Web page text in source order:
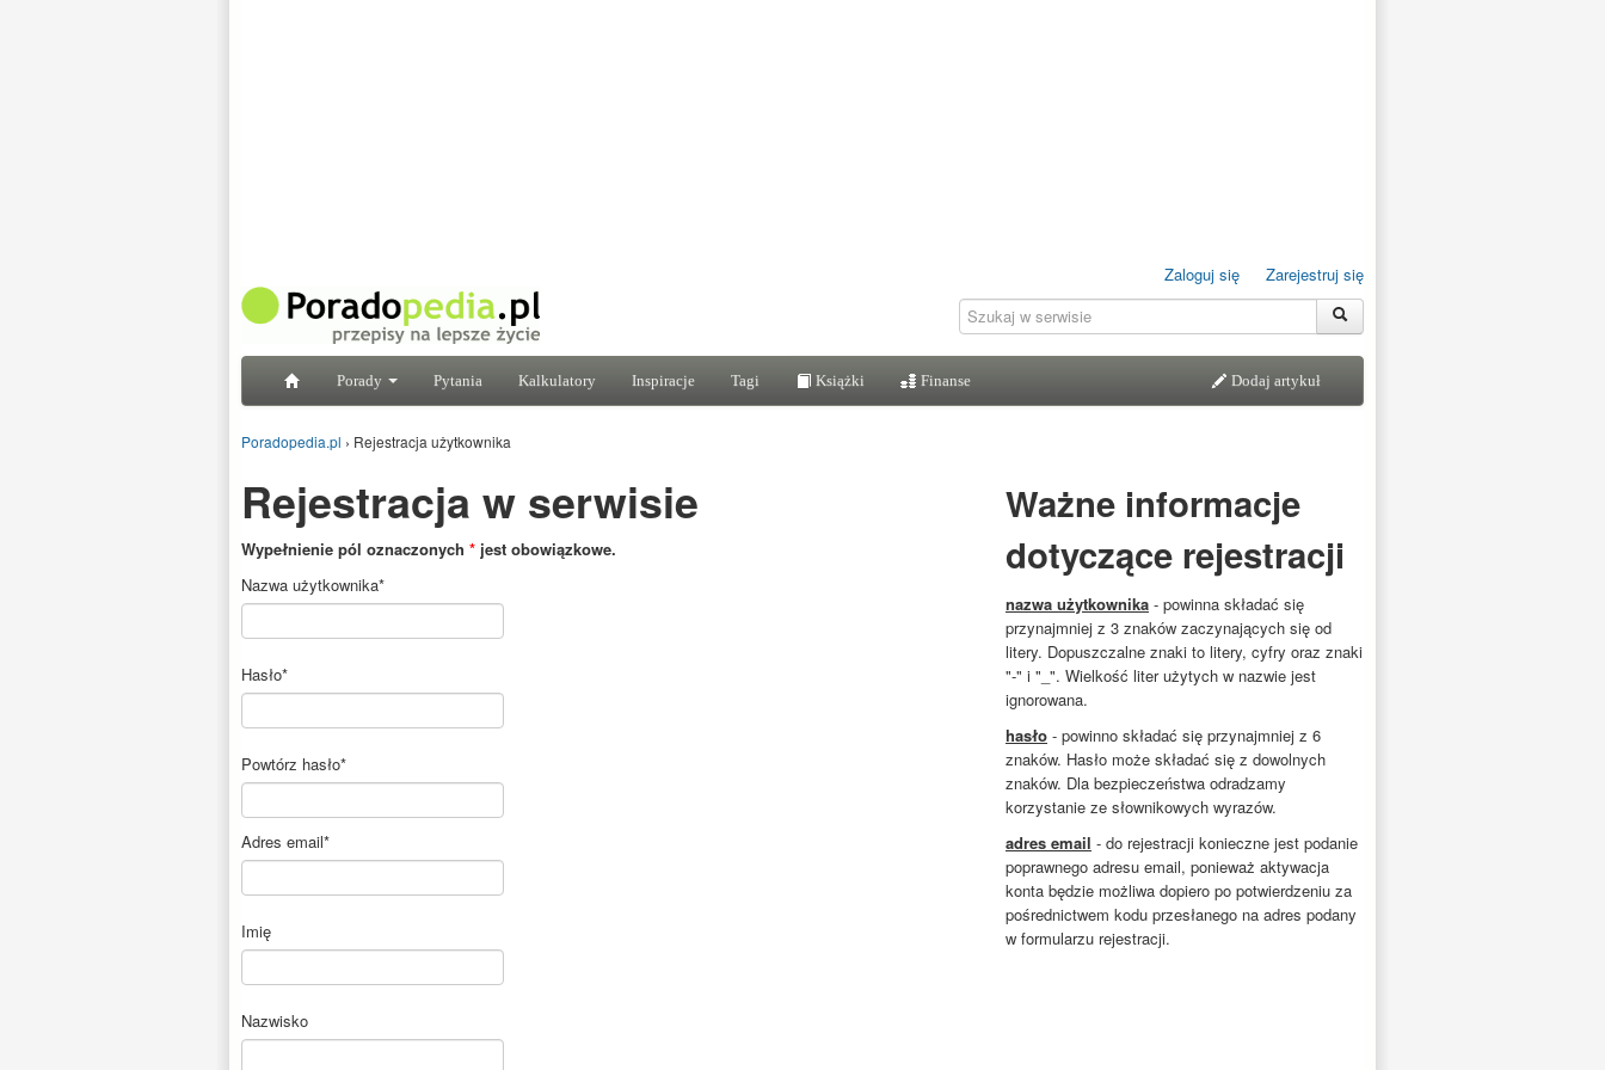
Zaloguj się Zarejestruj się
Porady Pytania Kalkulatory Inspiracje Tagi Książki Finanse Dodaj artykuł
Poradopedia.pl › Rejestracja użytkownika
Rejestracja w serwisie
Wypełnienie pól oznaczonych * jest obowiązkowe.
Nazwa użytkownika*
Hasło*
Powtórz hasło*
Adres email*
Imię
Nazwisko
Ważne informacje
dotyczące rejestracji
nazwa użytkownika - powinna składać się
przynajmniej z 3 znaków zaczynających się od
litery. Dopuszczalne znaki to litery, cyfry oraz znaki
"-" i "_". Wielkość liter użytych w nazwie jest
ignorowana.
hasło - powinno składać się przynajmniej z 6
znaków. Hasło może składać się z dowolnych
znaków. Dla bezpieczeństwa odradzamy
korzystanie ze słownikowych wyrazów.
adres email - do rejestracji konieczne jest podanie
poprawnego adresu email, ponieważ aktywacja
konta będzie możliwa dopiero po potwierdzeniu za
pośrednictwem kodu przesłanego na adres podany
w formularzu rejestracji.